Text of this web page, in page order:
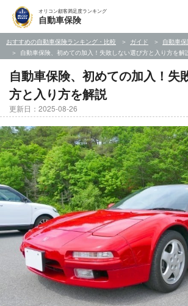
オリコン顧客満足度ランキング
自動車保険
おすすめの自動車保険ランキング・比較 ガイド
自動車
自動車保険、初めての加入！失敗しない選び方と入り方を解
自動車保険、初めての加入！失
方と入り方を解説
更新日：2025-08-26